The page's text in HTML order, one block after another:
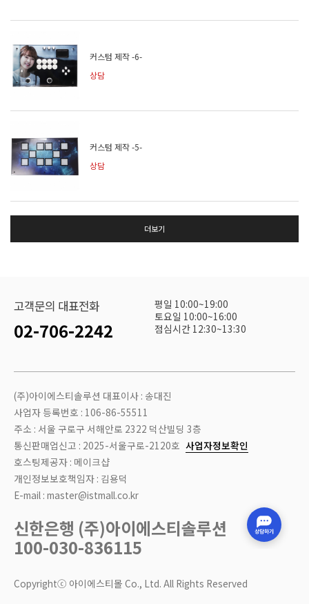
커스텀 제작 -6-
상담
커스텀 제작 -5-
상담
더보기
고객문의 대표전화
02-706-2242
평일 10:00~19:00
토요일 10:00~16:00
점심시간 12:30~13:30
(주)아이에스티솔루션 대표이사 : 송대진
사업자 등록번호 : 106-86-55511
주소 : 서울 구로구 서해안로 2322 덕산빌딩 3층
통신판매업신고 : 2025-서울구로-2120호 사업자정보확인
호스팅제공자 : 메이크샵
개인정보보호책임자 : 김용덕
E-mail : master@istmall.co.kr
신한은행 (주)아이에스티솔루션
100-030-836115
Copyrightⓒ 아이에스티몰 Co., Ltd. All Rights Reserved